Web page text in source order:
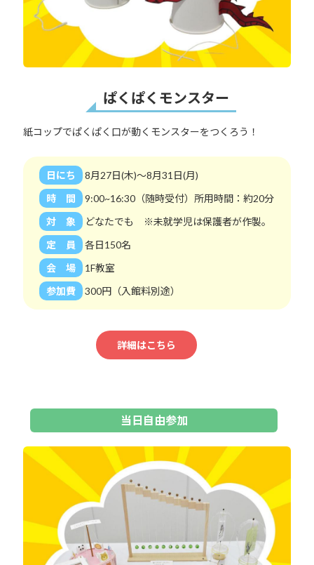
ぱくぱくモンスター
紙コップでぱくぱく口が動くモンスターをつくろう！
日にち
8月27日(木)～8月31日(月)
時 間
9:00~16:30（随時受付）所用時間：約20分
対 象
どなたでも ※未就学児は保護者が作製。
定 員
各日150名
会 場
1F教室
参加費
300円（入館料別途）
詳細はこちら
当日自由参加